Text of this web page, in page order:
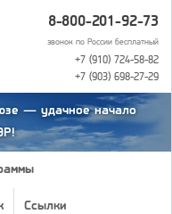
8-800-201-92-73
звонок по России бесплатный
+7 (910) 724-58-82
+7 (903) 698-27-29
— удачное начало
Ссылки